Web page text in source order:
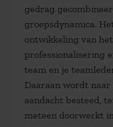
gedrag
groepsdynamica.
ontwikkeling van
professionalisering
team en je
Daaraan wordt
aandacht besteed,
meteen doorwerkt